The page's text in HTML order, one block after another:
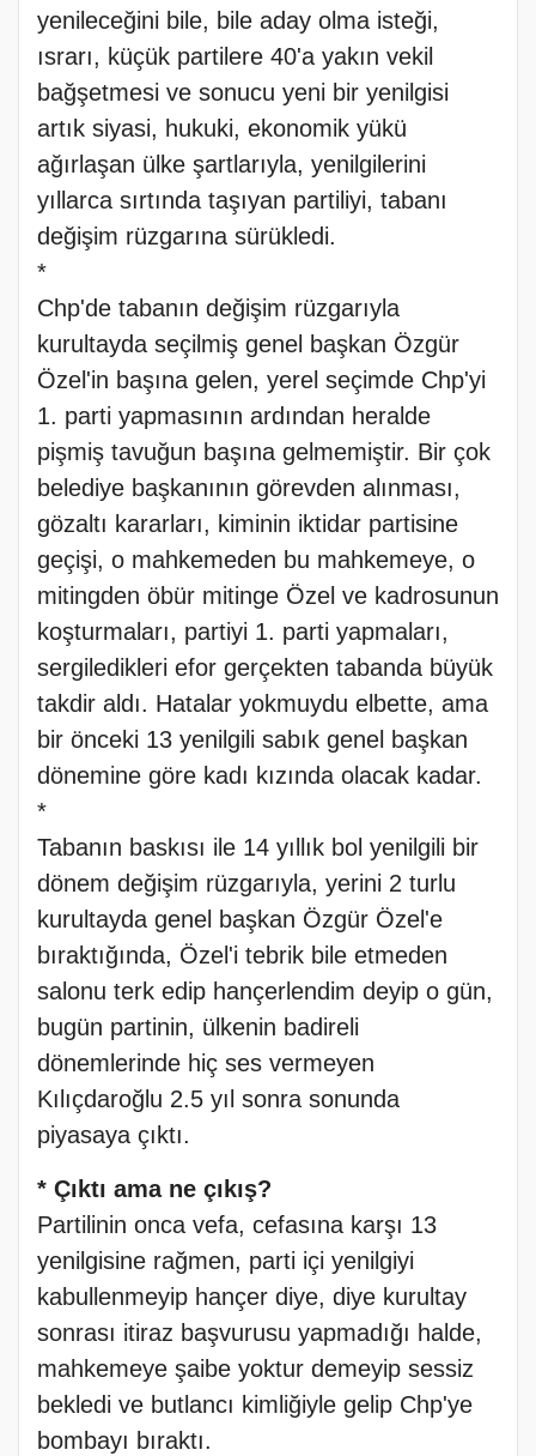
yenileceğini bile, bile aday olma isteği,
ısrarı, küçük partilere 40'a yakın vekil
bağşetmesi ve sonucu yeni bir yenilgisi
artık siyasi, hukuki, ekonomik yükü
ağırlaşan ülke şartlarıyla, yenilgilerini
yıllarca sırtında taşıyan partiliyi, tabanı
değişim rüzgarına sürükledi.
*
Chp'de tabanın değişim rüzgarıyla
kurultayda seçilmiş genel başkan Özgür
Özel'in başına gelen, yerel seçimde Chp'yi
1. parti yapmasının ardından heralde
pişmiş tavuğun başına gelmemiştir. Bir çok
belediye başkanının görevden alınması,
gözaltı kararları, kiminin iktidar partisine
geçişi, o mahkemeden bu mahkemeye, o
mitingden öbür mitinge Özel ve kadrosunun
koşturmaları, partiyi 1. parti yapmaları,
sergiledikleri efor gerçekten tabanda büyük
takdir aldı. Hatalar yokmuydu elbette, ama
bir önceki 13 yenilgili sabık genel başkan
dönemine göre kadı kızında olacak kadar.
*
Tabanın baskısı ile 14 yıllık bol yenilgili bir
dönem değişim rüzgarıyla, yerini 2 turlu
kurultayda genel başkan Özgür Özel'e
bıraktığında, Özel'i tebrik bile etmeden
salonu terk edip hançerlendim deyip o gün,
bugün partinin, ülkenin badireli
dönemlerinde hiç ses vermeyen
Kılıçdaroğlu 2.5 yıl sonra sonunda
piyasaya çıktı.
* Çıktı ama ne çıkış?
Partilinin onca vefa, cefasına karşı 13
yenilgisine rağmen, parti içi yenilgiyi
kabullenmeyip hançer diye, diye kurultay
sonrası itiraz başvurusu yapmadığı halde,
mahkemeye şaibe yoktur demeyip sessiz
bekledi ve butlancı kimliğiyle gelip Chp'ye
bombayı bıraktı.